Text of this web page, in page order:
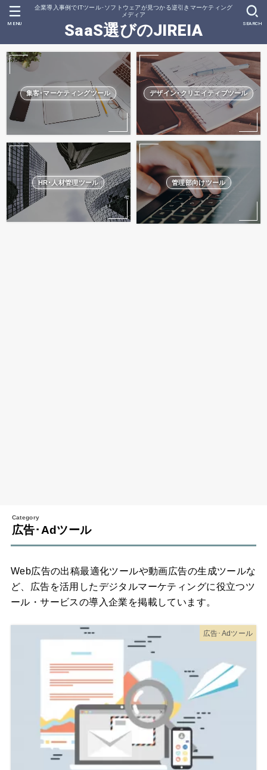
企業導入事例でITツール･ソフトウェアが見つかる逆引きマーケティング
メディア
SaaS選びのJIREIA SEARCH
MENU
集客･マーケティングツール デザイン･クリエイティブツール
HR･人材管理ツール 管理部向けツール
広告･Adツール
Web広告の出稿最適化ツールや動画広告の生成ツールな
ど、広告を活用したデジタルマーケティングに役立つツ
ール・サービスの導入企業を掲載しています。
広告･Adツール